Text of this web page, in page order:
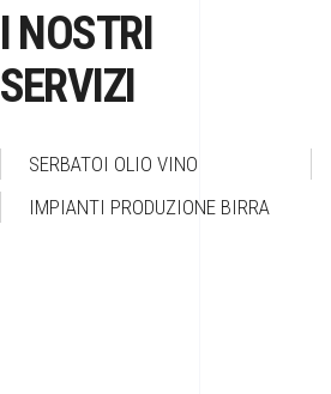
I NOSTRI
SERVIZI
SERBATOI OLIO VINO
IMPIANTI PRODUZIONE BIRRA